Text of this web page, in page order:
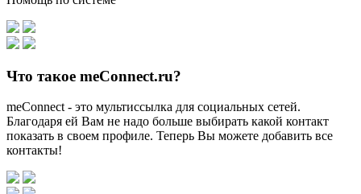
Что такое meConnect.ru?
meConnect - это мультиссылка для социальных сетей.
Благодаря ей Вам не надо больше выбирать какой контакт
показать в своем профиле. Теперь Вы можете добавить все
контакты!